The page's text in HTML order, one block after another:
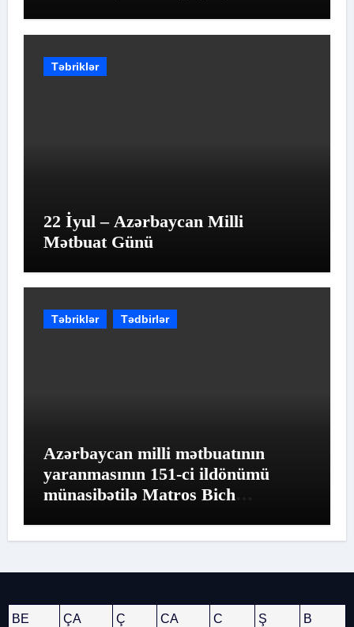
Təbriklər
22 İyul – Azərbaycan Milli
Mətbuat Günü
Təbriklər Tədbirlər
Azərbaycan milli mətbuatının
yaranmasının 151-ci ildönümü
münasibətilə Matros Bich
keçirildi
BE ÇA Ç CA C Ş B